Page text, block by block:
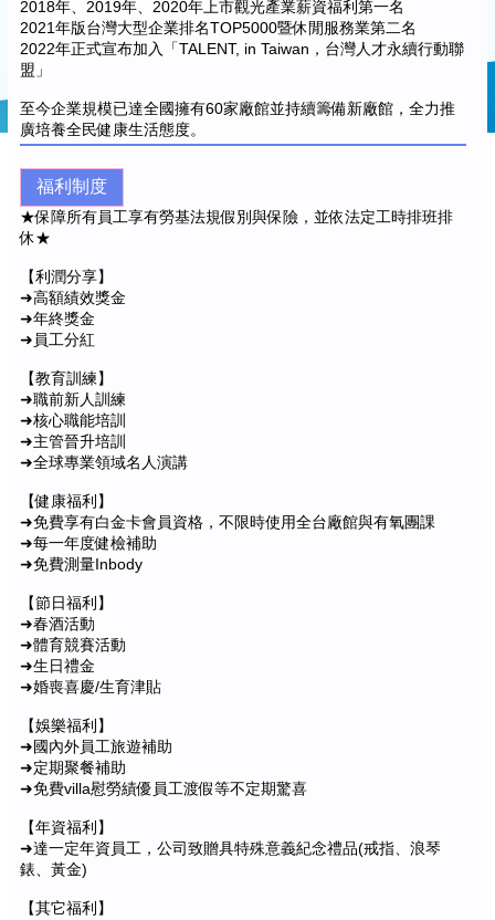
2018年、2019年、2020年上市觀光產業薪資福利第一名
2021年版台灣大型企業排名TOP5000暨休閒服務業第二名
2022年正式宣布加入「TALENT, in Taiwan，台灣人才永續行動聯
盟」
至今企業規模已達全國擁有60家廠館並持續籌備新廠館，全力推
廣培養全民健康生活態度。
福利制度
★保障所有員工享有勞基法規假別與保險，並依法定工時排班排
休★
【利潤分享】
➜高額績效獎金
➜年終獎金
➜員工分紅
【教育訓練】
➜職前新人訓練
➜核心職能培訓
➜主管晉升培訓
➜全球專業領域名人演講
【健康福利】
➜免費享有白金卡會員資格，不限時使用全台廠館與有氧團課
➜每一年度健檢補助
➜免費測量Inbody
【節日福利】
➜春酒活動
➜體育競賽活動
➜生日禮金
➜婚喪喜慶/生育津貼
【娛樂福利】
➜國內外員工旅遊補助
➜定期聚餐補助
➜免費villa慰勞績優員工渡假等不定期驚喜
【年資福利】
➜達一定年資員工，公司致贈具特殊意義紀念禮品(戒指、浪琴
錶、黃金)
【其它福利】